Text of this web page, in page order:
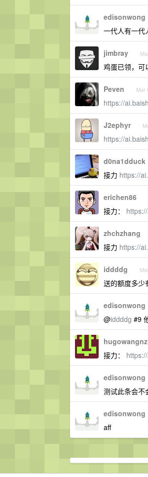
edisonwong
一代人有一代
jimbray
鸡蛋已领，可
Peven Mar
https://
J2ephyr
https://
d0na1dduck
接力 https://
erichen86
接力：
zhchzhang
接力 https://
iddddg
送的额度多少
edisonwong
@iddddg #9
hugowangnz
接力：
edisonwong
测试此条会不
edisonwong
aff